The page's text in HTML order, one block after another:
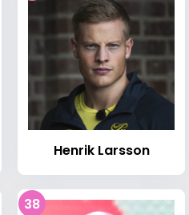
Henrik Larsson
38